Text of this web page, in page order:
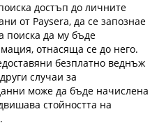
достъп до личните
от Paysera, да се запознае
поиска да му бъде
отнасяща се до него.
безплатно веднъж
случаи за
може да бъде начислена
стойността на